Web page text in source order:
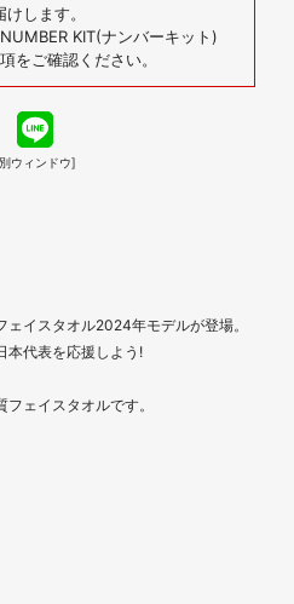
します。
KIT(ナンバーキット)
をご確認ください。
ウィンドウ]
イスタオル2024年モデルが登場。
本代表を応援しよう!
ェイスタオルです。